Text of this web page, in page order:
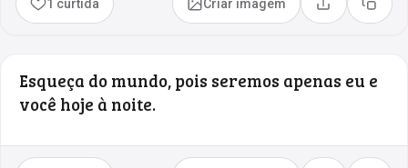
1 curtida Criar imagem Compartilhar
Copiar
Esqueça do mundo, pois seremos apenas eu e
você hoje à noite.